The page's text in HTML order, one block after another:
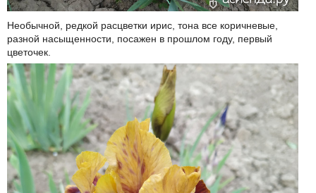
Необычной, редкой расцветки ирис, тона все коричневые,
разной насыщенности, посажен в прошлом году, первый
цветочек.